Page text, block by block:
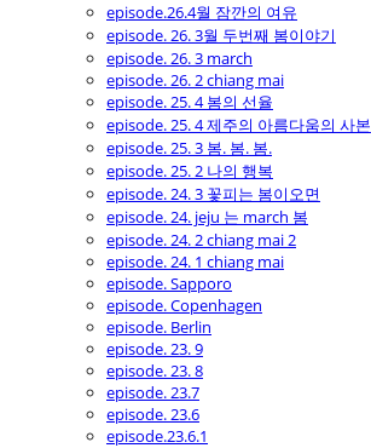
episode.26.4월 잠깐의 여유
episode. 26. 3월 두번째 봄이야기
episode. 26. 3 march
episode. 26. 2 chiang mai
episode. 25. 4 봄의 선율
episode. 25. 4 제주의 아름다움의 사본
episode. 25. 3 봄. 봄. 봄.
episode. 25. 2 나의 행복
episode. 24. 3 꽃피는 봄이오면
episode. 24. jeju 는 march 봄
episode. 24. 2 chiang mai 2
episode. 24. 1 chiang mai
episode. Sapporo
episode. Copenhagen
episode. Berlin
episode. 23. 9
episode. 23. 8
episode. 23.7
episode. 23.6
episode.23.6.1